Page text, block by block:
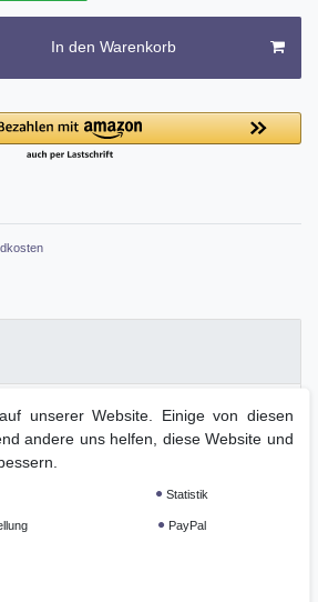
In den Warenkorb
unserer Website. Einige von diesen
andere uns helfen, diese Website und
Statistik
PayPal